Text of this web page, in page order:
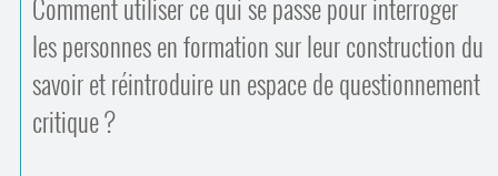
Comment utiliser ce qui se passe pour interroger
les personnes en formation sur leur construction du
savoir et réintroduire un espace de questionnement
critique ?